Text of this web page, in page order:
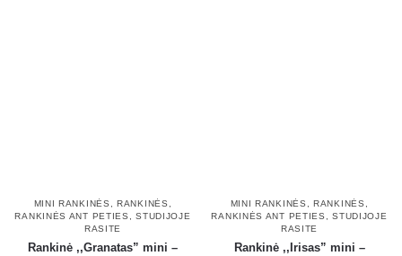
MINI RANKINĖS ,RANKINĖS
RANKINĖS ANT PETIES
,STUDIJOJE
RASITE
Rankinė ,,Granatas” mini –
MINI RANKINĖS ,RANKINĖS
RANKINĖS ANT PETIES
,STUDIJOJE
RASITE
Rankinė ,,Irisas” mini –